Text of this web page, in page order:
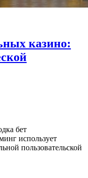
казино:
бет
использует
пользовательской